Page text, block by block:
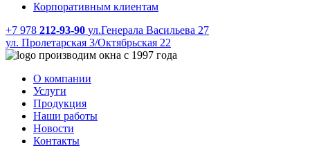
Корпоративным клиентам
+7 978 212-93-90 ул.Генерала Васильева 27
ул. Пролетарская 3/Октябрьская 22
производим окна с 1997 года
О компании
Услуги
Продукция
Наши работы
Новости
Контакты